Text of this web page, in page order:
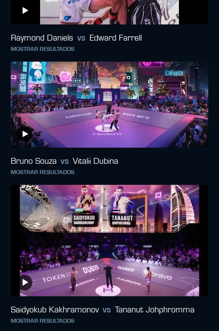
Raymond Daniels vs Edward Farrell
MOSTRAR RESULTADOS
Bruno Souza vs Vitalii Dubina
MOSTRAR RESULTADOS
Saidyokub Kakhramonov vs Tananut Johphromma
MOSTRAR RESULTADOS